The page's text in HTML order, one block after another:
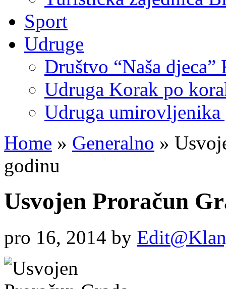
Sport
Udruge
Društvo “Naša djeca”
Udruga Korak po
Udruga umirovljenika
Home » Generalno »
godinu
Usvojen Proračun
pro 16, 2014 by